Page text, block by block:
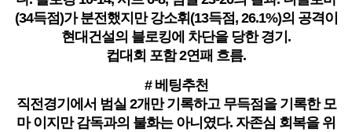
(34득점)가 분전했지만 강소휘(13득점, 26.1%)의 공격이
현대건설의 블로킹에 차단을 당한 경기.
컵대회 포함 2연패 흐름.
# 베팅추천
직전경기에서 범실 2개만 기록하고 무득점을 기록한 모
마 이지만 감독과의 불화는 아니였다. 자존심 회복을 위